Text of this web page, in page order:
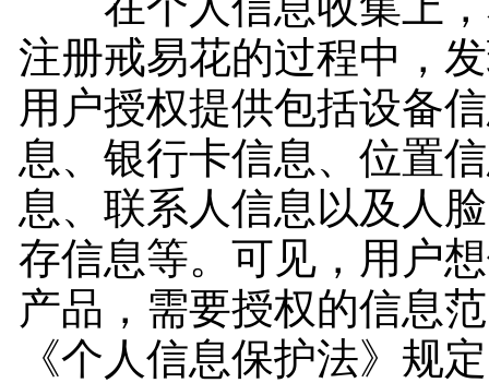
注册戒易花的过程中，
用户授权提供包括设备
息、银行卡信息、位置
息、联系人信息以及人
存信息等。可见，用户
产品，需要授权的信息
《个人信息保护法》规